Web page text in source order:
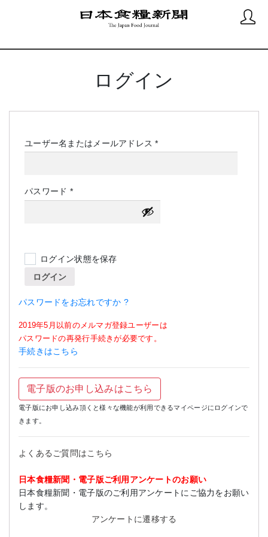
ログイン
ユーザー名またはメールアドレス*必
パスワード *必
須
ログイン状態を保存
ログイン
パスワードをお忘れですか ?
2019年5月以前のメルマガ登録ユーザーは
パスワードの再発行手続きが必要です。
手続きはこちら
電子版のお申し込みはこちら
電子版にお申し込み頂くと様々な機能が利用できるマイページにログインで
きます。
よくあるご質問はこちら
日本食糧新聞・電子版ご利用アンケートのお願い
日本食糧新聞・電子版のご利用アンケートにご協力をお願い
します。
アンケートに遷移する